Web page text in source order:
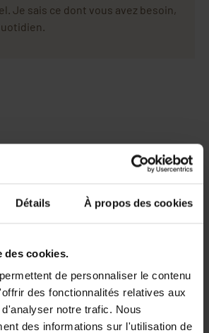
Détails À propos des cookies
cookies.
de personnaliser le contenu
des fonctionnalités relatives aux
notre trafic. Nous
des informations sur l'utilisation de
Je sais ce dont vous avez besoin,